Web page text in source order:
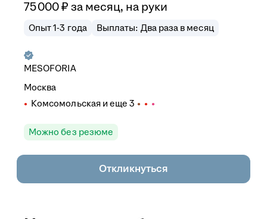
75 000₽ за месяц, на руки
Опыт 1-3 года Выплаты: Два раза в месяц
MESOFORIA
Москва
Комсомольская и еще 3
Можно без резюме
Откликнуться